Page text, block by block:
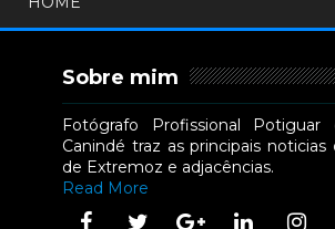
Sobre mim
Fotógrafo Profissional Potiguar
Canindé traz as principais noticias
de Extremoz e adjacências.
Read More